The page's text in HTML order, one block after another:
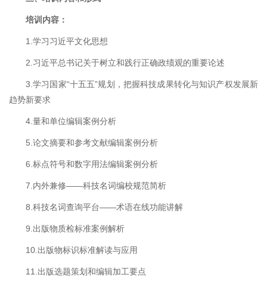
培训内容：
1.学习习近平文化思想
2.习近平总书记关于树立和践行正确政绩观的重要论述
3.学习国家“十五五”规划，把握科技成果转化与知识产权发展新
趋势新要求
4.量和单位编辑案例分析
5.论文摘要和参考文献编辑案例分析
6.标点符号和数字用法编辑案例分析
7.内外兼修——科技名词编校规范简析
8.科技名词查询平台——术语在线功能讲解
9.出版物质检标准案例解析
10.出版物标识标准解读与应用
11.出版选题策划和编辑加工要点